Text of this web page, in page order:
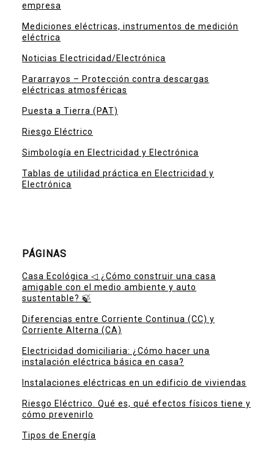
empresa
Mediciones eléctricas, instrumentos de medición
eléctrica
Noticias Electricidad/Electrónica
Pararrayos – Protección contra descargas
eléctricas atmosféricas
Puesta a Tierra (PAT)
Riesgo Eléctrico
Simbología en Electricidad y Electrónica
Tablas de utilidad práctica en Electricidad y
Electrónica
PÁGINAS
Casa Ecológica ◁ ¿Cómo construir una casa
amigable con el medio ambiente y auto
sustentable? 🍃
Diferencias entre Corriente Continua (CC) y
Corriente Alterna (CA)
Electricidad domiciliaria: ¿Cómo hacer una
instalación eléctrica básica en casa?
Instalaciones eléctricas en un edificio de viviendas
Riesgo Eléctrico. Qué es, qué efectos físicos tiene y
cómo prevenirlo
Tipos de Energía